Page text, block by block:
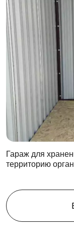
Гараж для
территорию